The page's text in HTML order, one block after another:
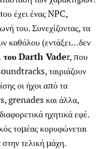
έχει ένας NPC,
του. Συνεχίζοντας, τα
καθόλου (εντάξει…δεν
Darth Vader, που
ταιριάζουν
οι ήχοι από τα
grenades και άλλα,
ηχητικά εφέ.
τομέας κορυφώνεται
τελική μάχη.